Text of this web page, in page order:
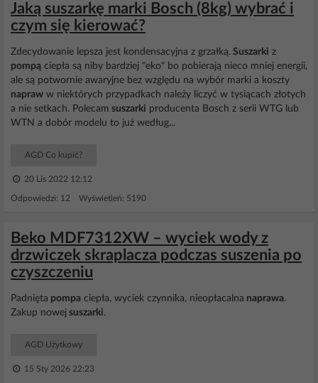
Jaką suszarkę marki Bosch (8kg) wybrać i
czym się kierować?
Zdecydowanie lepsza jest kondensacyjna z grzałką. Suszarki z
pompą ciepła są niby bardziej "eko" bo pobierają nieco mniej energii,
ale są potwornie awaryjne bez względu na wybór marki a koszty
napraw w niektórych przypadkach należy liczyć w tysiącach złotych
a nie setkach. Polecam suszarki producenta Bosch z serii WTG lub
WTN a dobór modelu to już według...
AGD Co kupić?
20 Lis 2022 12:12
Odpowiedzi: 12 Wyświetleń: 5190
Beko MDF7312XW – wyciek wody z
drzwiczek skraplacza podczas suszenia po
czyszczeniu
Padnięta pompa ciepła, wyciek czynnika, nieopłacalna naprawa.
Zakup nowej suszarki.
AGD Użytkowy
15 Sty 2026 22:23